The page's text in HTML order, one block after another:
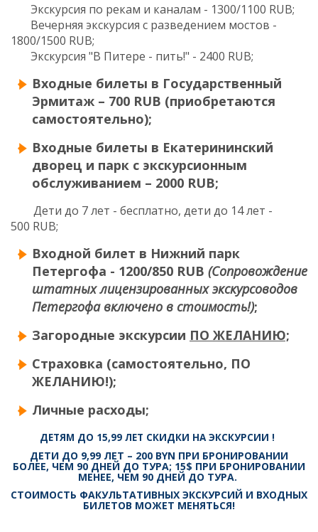
Экскурсия по рекам и каналам - 1300/1100 RUB;
Вечерняя экскурсия с разведением мостов -
1800/1500 RUB;
Экскурсия "В Питере - пить!" - 2400 RUB;
Входные билеты в Государственный
Эрмитаж – 700 RUB (приобретаются
самостоятельно);
Входные билеты в Екатерининский
дворец и парк с экскурсионным
обслуживанием – 2000 RUB;
Дети до 7 лет - бесплатно, дети до 14 лет -
500 RUB;
Входной билет в Нижний парк
Петергофа - 1200/850 RUB (Сопровождение
штатных лицензированных экскурсоводов
Петергофа включено в стоимость!);
Загородные экскурсии ПО ЖЕЛАНИЮ;
Страховка (самостоятельно, ПО
ЖЕЛАНИЮ!);
Личные расходы;
ДЕТЯМ ДО 15,99 ЛЕТ СКИДКИ НА ЭКСКУРСИИ !
ДЕТИ ДО 9,99 ЛЕТ – 200 BYN ПРИ БРОНИРОВАНИИ
БОЛЕЕ, ЧЕМ 90 ДНЕЙ ДО ТУРА; 15$ ПРИ БРОНИРОВАНИИ
МЕНЕЕ, ЧЕМ 90 ДНЕЙ ДО ТУРА.
СТОИМОСТЬ ФАКУЛЬТАТИВНЫХ ЭКСКУРСИЙ И ВХОДНЫХ
БИЛЕТОВ МОЖЕТ МЕНЯТЬСЯ!